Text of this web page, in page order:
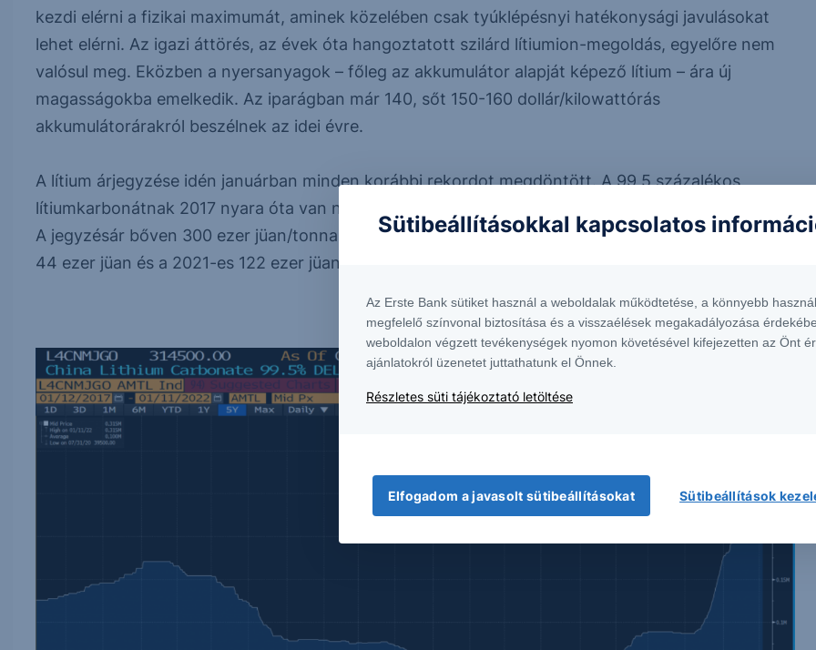
kezdi elérni a fizikai maximumát, aminek közelében csak tyúklépésnyi hatékonysági javulásokat
lehet elérni. Az igazi áttörés, az évek óta hangoztatott szilárd lítiumion-megoldás, egyelőre nem
valósul meg. Eközben a nyersanyagok – főleg az akkumulátor alapját képező lítium – ára új
magasságokba emelkedik. Az iparágban már 140, sőt 150-160 dollár/kilowattórás
akkumulátorárakról beszélnek az idei évre.
A lítium árjegyzése idén januárban minden korábbi rekordot megdöntött. A 99,5 százalékos
lítiumkarbonátnak 2017 nyara óta van nyilvános piaca Kínában, mivel itt van a termelés centruma.
A jegyzésár bőven 300 ezer jüan/tonna fölé nőtt a napokban, ami jelentősen felette van a 2020-as
44 ezer jüan és a 2021-es 122 ezer jüan/tonna átlagárnak.
Sütibeállításokkal kapcsolatos
Az Erste Bank sütiket használ a weboldalak működtetése, a könnyebb
megfelelő színvonal biztosítása és a visszaélések megakadályozása
weboldalon végzett tevékenységek nyomon követésével kifejezetten az Önt
ajánlatokról üzenetet juttathatunk el Önnek.
Részletes süti tájékoztató letöltése
Elfogadom a javasolt sütibeállításokat Sütibeállítások